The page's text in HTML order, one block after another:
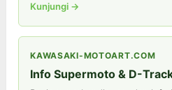
Kunjungi →
KAWASAKI-MOTOART.COM
Info Supermoto & D-